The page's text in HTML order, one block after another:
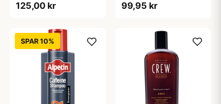
125,00 kr 99,95 kr
SPAR 10%